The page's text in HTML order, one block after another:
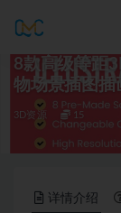
8款高级等距
物场景插图
3D资源 15
详情介绍